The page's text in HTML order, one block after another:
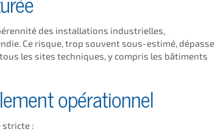
des installations industrielles,
Ce risque, trop souvent sous-estimé, dépasse
les sites techniques, y compris les bâtiments
opérationnel
stricte :